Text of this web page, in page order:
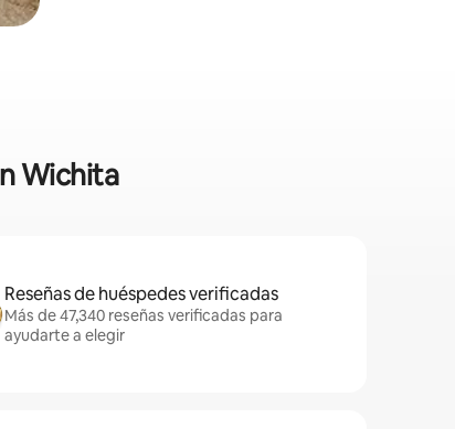
Wichita
Reseñas de huéspedes verificadas
Más de 47,340 reseñas verificadas para
ayudarte a elegir